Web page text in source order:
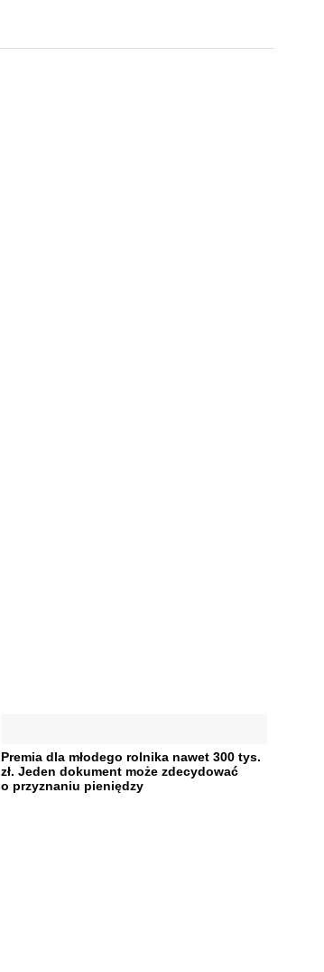
Premia dla młodego rolnika nawet 300 tys.
zł. Jeden dokument może zdecydować
o przyznaniu pieniędzy